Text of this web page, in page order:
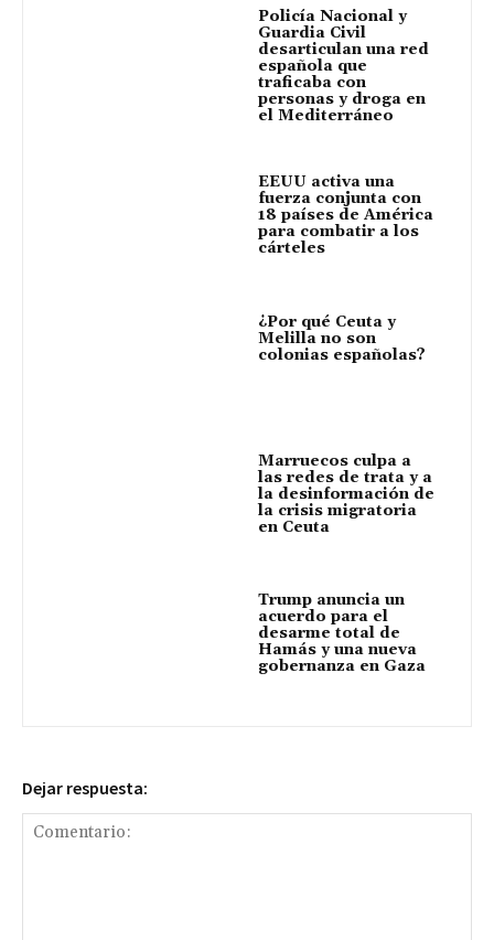
Policía Nacional y
Guardia Civil
desarticulan una red
española que
traficaba con
personas y droga en
el Mediterráneo
EEUU activa una
fuerza conjunta con
18 países de América
para combatir a los
cárteles
¿Por qué Ceuta y
Melilla no son
colonias españolas?
Marruecos culpa a
las redes de trata y a
la desinformación de
la crisis migratoria
en Ceuta
Trump anuncia un
acuerdo para el
desarme total de
Hamás y una nueva
gobernanza en Gaza
Dejar respuesta: